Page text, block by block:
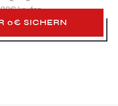
kaufen
0€ SICHERN